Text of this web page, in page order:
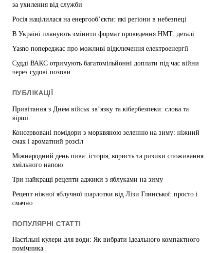
за ухилення від служби
Росія націлилася на енергооб’єкти: які регіони в небезпеці
В Україні планують змінити формат проведення НМТ: деталі
Yasno попереджає про можливі відключення електроенергії
Судді ВАКС отримують багатомільйонні доплати під час війни
через судові позови
ПУБЛІКАЦІЇ
Привітання з Днем військ зв’язку та кібербезпеки: слова та
вірші
Консервовані помідори з морквяною зеленню на зиму: ніжний
смак і ароматний розсіл
Міжнародний день пива: історія, користь та ризики споживання
хмільного напою
Три найкращі рецепти аджики з яблуками на зиму
Рецепт ніжної яблучної шарлотки від Лізи Глинської: просто і
смачно
ПОПУЛЯРНІ СТАТТІ
Настільні кулери для води: Як вибрати ідеального компактного
помічника